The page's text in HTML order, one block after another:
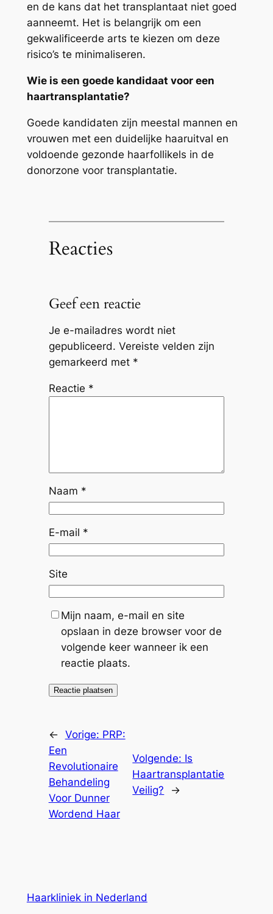
en de kans dat het transplantaat niet goed
aanneemt. Het is belangrijk om een
gekwalificeerde arts te kiezen om deze
risico’s te minimaliseren.
Wie is een goede kandidaat voor een
haartransplantatie?
Goede kandidaten zijn meestal mannen en
vrouwen met een duidelijke haaruitval en
voldoende gezonde haarfollikels in de
donorzone voor transplantatie.
Reacties
Geef een reactie
Je e-mailadres wordt niet
gepubliceerd. Vereiste velden zijn
gemarkeerd met *
Reactie *
Naam *
E-mail *
Site
Mijn naam, e-mail en site
opslaan in deze browser voor de
volgende keer wanneer ik een
reactie plaats.
← Vorige: PRP:
Een
Revolutionaire
Behandeling
Voor Dunner
Wordend Haar
Volgende: Is
Haartransplantatie
Veilig?
→
Haarkliniek in Nederland